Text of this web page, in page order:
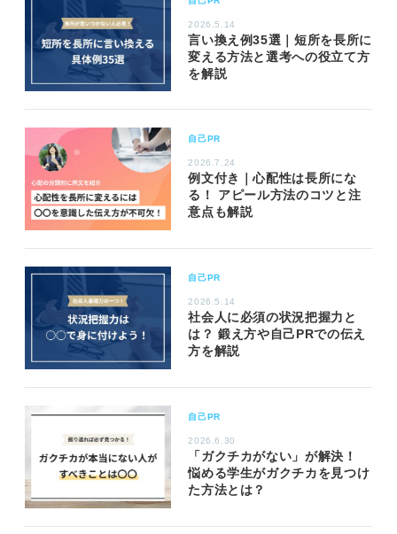
2026.5.14
言い換え例35選｜短所を長所に
変える方法と選考への役立て方
を解説
自己PR
2026.7.24
例文付き｜心配性は長所にな
る！ アピール方法のコツと注
意点も解説
自己PR
2026.5.14
社会人に必須の状況把握力と
は？ 鍛え方や自己PRでの伝え
方を解説
自己PR
2026.6.30
「ガクチカがない」が解決！
悩める学生がガクチカを見つけ
た方法とは？